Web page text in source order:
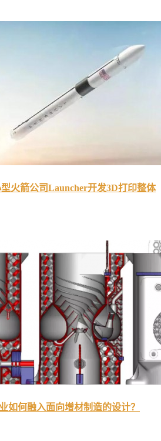
火箭公司Launcher开发3D打印整体
如何融入面向增材制造的设计？